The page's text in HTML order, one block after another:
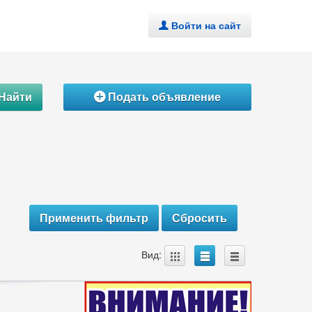
. Войти на сайт
ÁПодать объявление
Вид: A B C